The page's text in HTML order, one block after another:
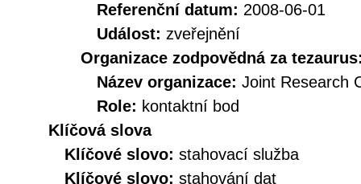
Referenční datum: 2008-06-01
Událost: zveřejnění
Organizace zodpovědná za
Název organizace: Joint Research
Role: kontaktní bod
Klíčová slova
Klíčové slovo: stahovací služba
Klíčové slovo: stahování dat